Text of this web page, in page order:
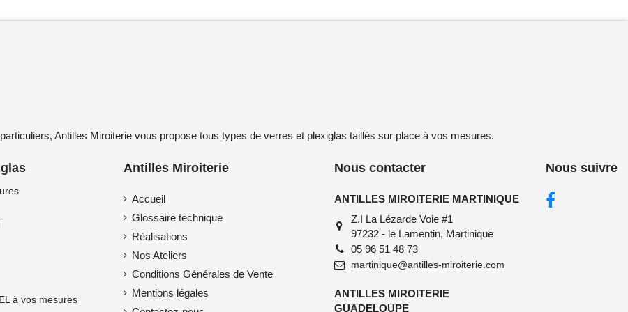
Antilles Miroiterie vous propose tous types de verres et plexiglas taillés sur place à vos mesures.
à vos mesures
Antilles Miroiterie
Accueil
Glossaire technique
Réalisations
Nos Ateliers
Conditions Générales de Vente
Mentions légales
Nous contacter
ANTILLES MIROITERIE MARTINIQUE
Z.I La Lézarde Voie #1
97232 - le Lamentin, Martinique
05 96 51 48 73
martinique@antilles-miroiterie.com
ANTILLES MIROITERIE
GUADELOUPE
Nous suivre